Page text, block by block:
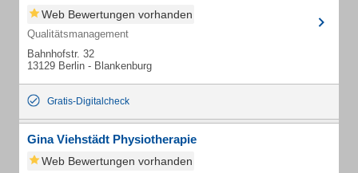
Web Bewertungen vorhanden
Qualitätsmanagement
Bahnhofstr. 32
13129 Berlin - Blankenburg
Gratis-Digitalcheck
Gina Viehstädt Physiotherapie
Web Bewertungen vorhanden